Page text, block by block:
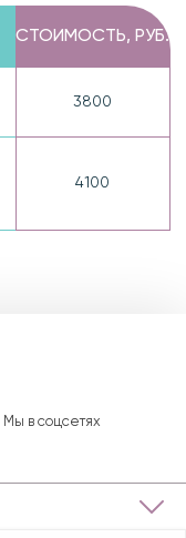
СТОИМОСТЬ, РУБ.
3800
4100
Мы в соцсетях